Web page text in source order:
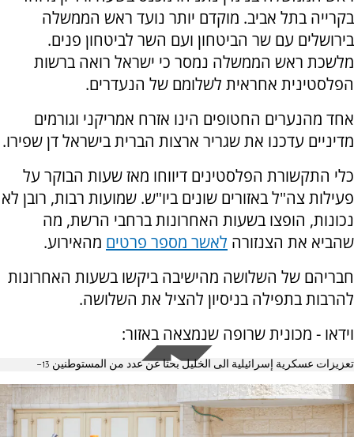
בקרייה בתל אביב. מוקדם יותר נועד ראש הממשלה
בירושלים עם שר הביטחון ועם השר לביטחון פנים.
מלשכת ראש הממשלה נמסר כי ישראל רואה ברשות
הפלסטינית אחראית לשלומם של הנעדרים.
אחד מהנערים החטופים הינו אזרח אמריקני וגורמים
מדיניים עדכנו את שגריר ארצות הברית בישראל דן שפירו.
כלי התקשורת הפלסטינים דיווחו מאז שעות הבוקר על
פעילות צה"ל באזורים שונים ביו"ש. שמועות רבות, רובן לא
נכונות, הופצו בשעות האחרונות ברחבי הרשת, מה
שהביא את הצנזורה לאשר מספר פרטים מהאירוע.
חבריהם של השלושה מהישיבה ביקשו בשעות האחרונות
להרבות בתפילה בניסיון להציל את השלושה.
וידאו - מכונית שרופה שנמצאה באזור:
تعزيزات عسكرية إسرائيلية الى الخليل بحثا عن عدد من المستوطنين 13-